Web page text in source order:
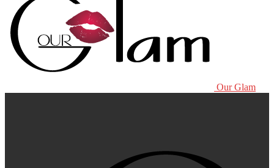
Our Glam